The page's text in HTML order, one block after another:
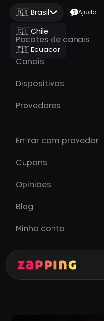
🇧🇷 Brasil
🇨🇱 Chile
🇪🇨 Ecuador
Ajuda
Pacotes de canais
Canais
Dispositivos
Provedores
Entrar com provedor
Cupons
Opiniões
Blog
Minha conta